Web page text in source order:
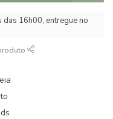
das 16h00, entregue no